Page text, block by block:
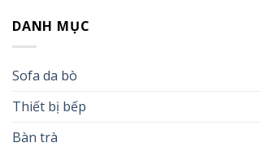
DANH MỤC
Sofa da bò
Thiết bị bếp
Bàn trà